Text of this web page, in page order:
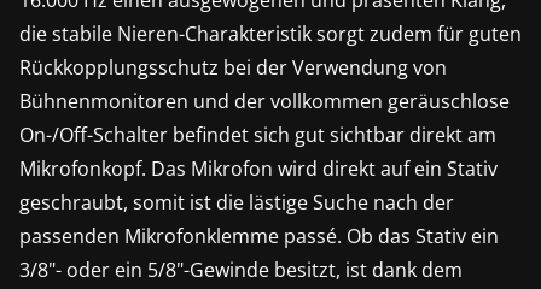
die stabile Nieren-Charakteristik sorgt zudem für guten
Rückkopplungsschutz bei der Verwendung von
Bühnenmonitoren und der vollkommen geräuschlose
On-/Off-Schalter befindet sich gut sichtbar direkt am
Mikrofonkopf. Das Mikrofon wird direkt auf ein Stativ
geschraubt, somit ist die lästige Suche nach der
passenden Mikrofonklemme passé. Ob das Stativ ein
3/8"- oder ein 5/8"-Gewinde besitzt, ist dank dem